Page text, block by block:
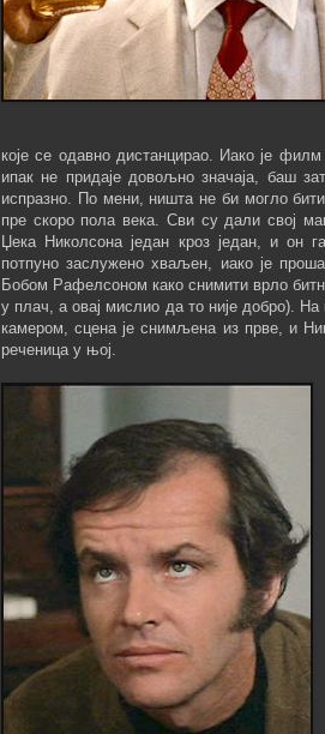
које се одавно дистанцирао. Иако је
ипак не придаје довољно значаја, баш
испразно. По мени, ништа не би могло
пре скоро пола века. Сви су дали свој
Џека Николсона један кроз један, и он
потпуно заслужено хваљен, иако је
Бобом Рафелсоном како снимити врло
у плач, а овај мислио да то није добро).
камером, сцена је снимљена из прве, и
реченица у њој.